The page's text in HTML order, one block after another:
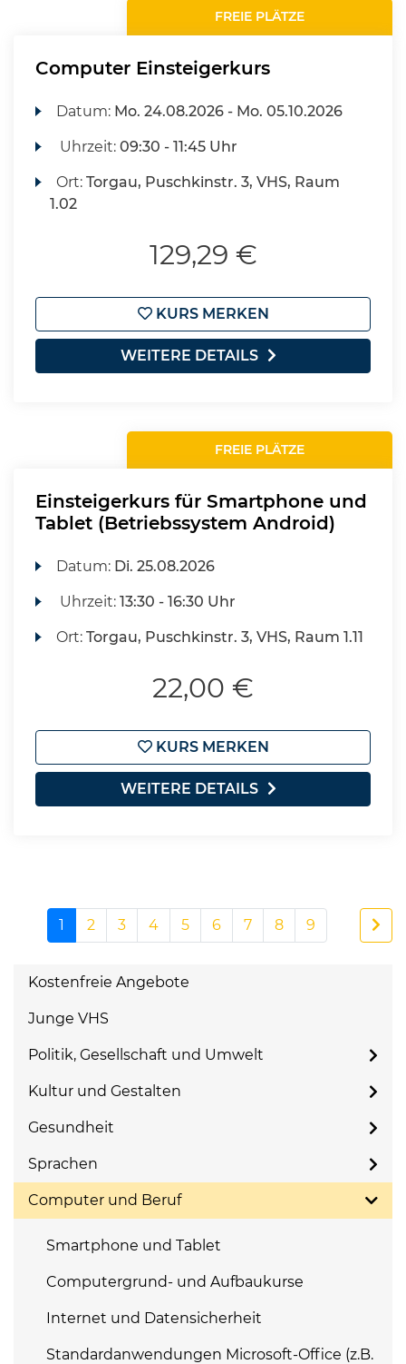
FREIE PLÄTZE
Computer Einsteigerkurs
Datum: Mo. 24.08.2026 - Mo. 05.10.2026
Uhrzeit:09:30 - 11:45 Uhr
Ort:Torgau, Puschkinstr. 3, VHS, Raum
1.02
129,29 €
KURS MERKEN
WEITERE DETAILS
FREIE PLÄTZE
Einsteigerkurs für Smartphone und
Tablet (Betriebssystem Android)
Datum: Di. 25.08.2026
Uhrzeit:13:30 - 16:30 Uhr
Ort:Torgau, Puschkinstr. 3, VHS, Raum 1.11
22,00 €
KURS MERKEN
WEITERE DETAILS
1 2 3 4 5 6 7 8 9
Kostenfreie Angebote
Junge VHS
Politik, Gesellschaft und Umwelt
Kultur und Gestalten
Gesundheit
Sprachen
Computer und Beruf
Smartphone und Tablet
Computergrund- und Aufbaukurse
Internet und Datensicherheit
Standardanwendungen Microsoft-Office (z.B.